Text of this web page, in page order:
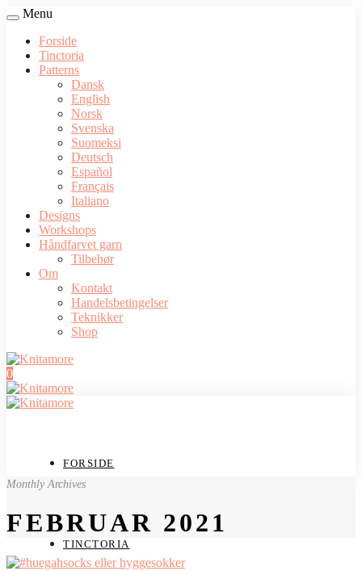
Menu
Forside
Tinctoria
Patterns
Dansk
English
Norsk
Svenska
Suomeksi
Deutsch
Español
Français
Italiano
Designs
Workshops
Håndfarvet garn
Tilbehør
Om
Kontakt
Handelsbetingelser
Teknikker
Shop
0
FORSIDE
TINCTORIA
Monthly Archives
FEBRUAR 2021